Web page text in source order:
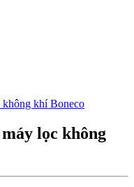
không khí Boneco
lọc không